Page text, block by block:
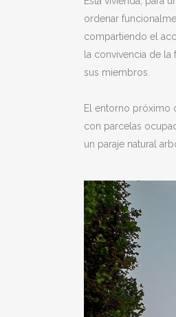
ordenar
compartiendo el
la convivencia de
sus miembros.
El entorno próximo
con parcelas
un paraje natural